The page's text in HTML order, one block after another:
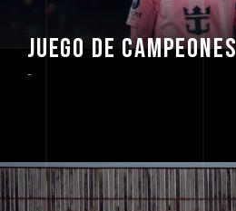
JUEGO DE CAMPEONES
-